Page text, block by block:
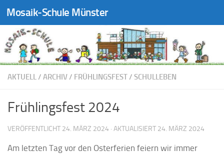
Zum Inhalt springen
Mosaik-Schule Münster
AKTUELL/ ARCHIV/ FRÜHLINGSFEST/ SCHULLEBEN
Frühlingsfest 2024
VERÖFFENTLICHT 24. MÄRZ 2024 · AKTUALISIERT 24. MÄRZ 2024
Am letzten Tag vor den Osterferien feiern wir immer